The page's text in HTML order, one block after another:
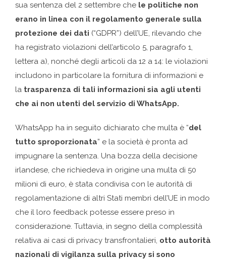
sua sentenza del 2 settembre che le politiche non
erano in linea con il regolamento generale sulla
protezione dei dati (“GDPR”) dell’UE, rilevando che
ha registrato violazioni dell’articolo 5, paragrafo 1,
lettera a), nonché degli articoli da 12 a 14: le violazioni
includono in particolare la fornitura di informazioni e
la trasparenza di tali informazioni sia agli utenti
che ai non utenti del servizio di WhatsApp.
WhatsApp ha in seguito dichiarato che multa è “del
tutto sproporzionata” e la società è pronta ad
impugnare la sentenza. Una bozza della decisione
irlandese, che richiedeva in origine una multa di 50
milioni di euro, è stata condivisa con le autorità di
regolamentazione di altri Stati membri dell’UE in modo
che il loro feedback potesse essere preso in
considerazione. Tuttavia, in segno della complessità
relativa ai casi di privacy transfrontalieri, otto autorità
nazionali di vigilanza sulla privacy si sono